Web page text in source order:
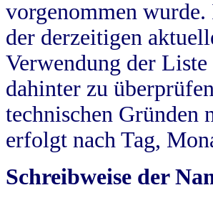
vorgenommen
der derzeitigen
Verwendung der
dahinter zu
technischen Gründen
erfolgt nach Tag,
Schreibweise der